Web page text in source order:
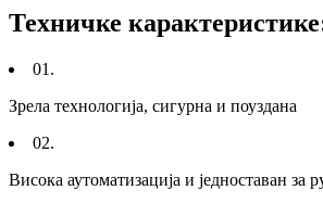
Техничке
01.
Зрела технологија, сигурна и поуздана
02.
Висока аутоматизација и једноставан за